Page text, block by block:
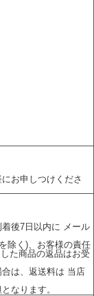
お申しつけくださ
後7日以内に メール
除く)、お客様の責任
た商品の返品はお受
は、返送料は 当店
なります。